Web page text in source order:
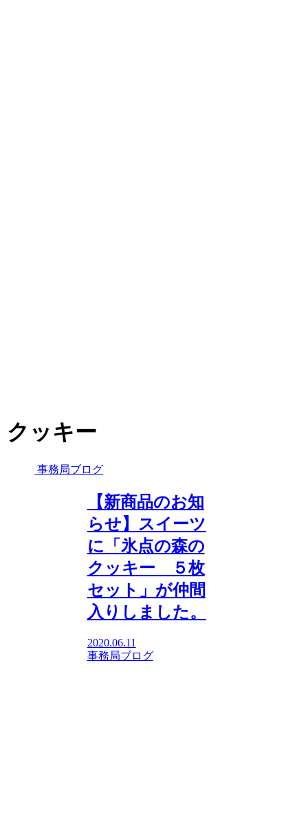
クッキー
事務局ブログ
【新商品のお知
らせ】スイーツ
に「氷点の森の
クッキー ５枚
セット」が仲間
入りしました。
2020.06.11
事務局ブログ